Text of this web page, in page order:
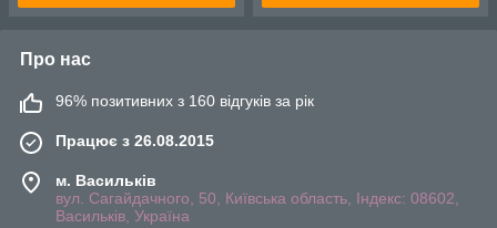
Про нас
96% позитивних з 160 відгуків за рік
Працює з 26.08.2015
м. Васильків
вул. Сагайдачного, 50, Київська область, Індекс: 08602,
Васильків, Україна